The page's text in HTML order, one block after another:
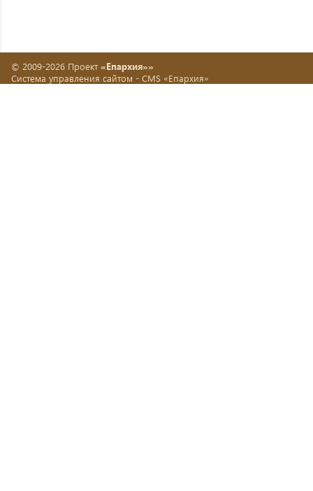
© 2009-2026 Проект «Епархия»»
Система управления сайтом - CMS «Епархия»